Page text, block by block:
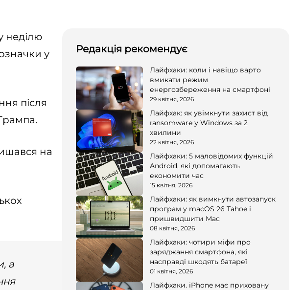
неділю
у
після
на
а
Редакція рекомендує
Лайфхаки: коли і навіщо варто
вмикати режим
енергозбереження на смартфоні
29 квітня, 2026
Лайфхак: як увімкнути захист від
ransomware у Windows за 2
хвилини
22 квітня, 2026
Лайфхаки: 5 маловідомих функцій
Android, які допомагають
економити час
15 квітня, 2026
Лайфхаки: як вимкнути автозапуск
програм у macOS 26 Tahoe і
пришвидшити Mac
08 квітня, 2026
Лайфхаки: чотири міфи про
заряджання смартфона, які
насправді шкодять батареї
01 квітня, 2026
Лайфхаки. iPhone має приховану